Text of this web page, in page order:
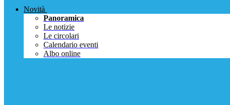
Novità
Panoramica
Le notizie
Le circolari
Calendario eventi
Albo online